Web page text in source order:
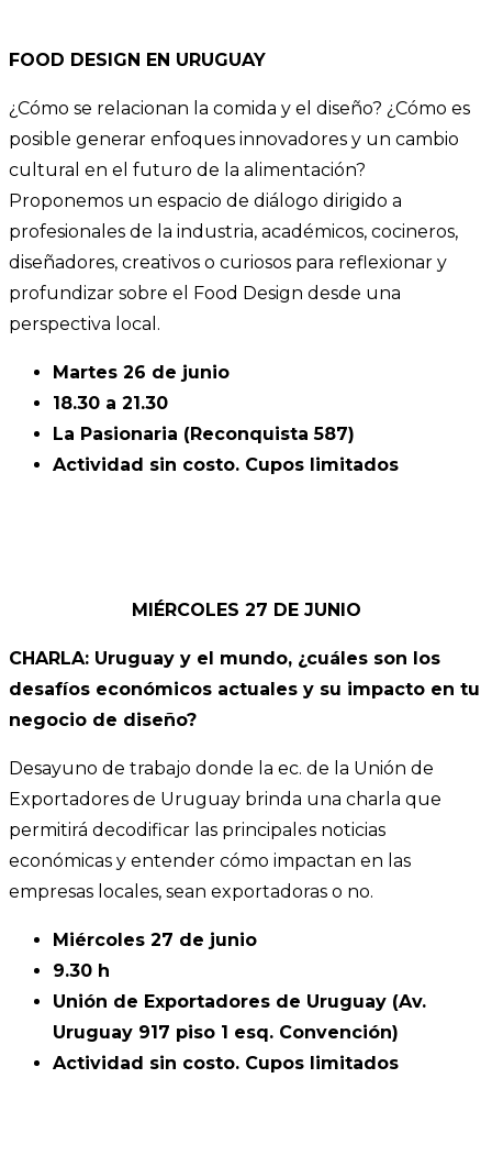
FOOD DESIGN EN URUGUAY
¿Cómo se relacionan la comida y el diseño? ¿Cómo es
posible generar enfoques innovadores y un cambio
cultural en el futuro de la alimentación?
Proponemos un espacio de diálogo dirigido a
profesionales de la industria, académicos, cocineros,
diseñadores, creativos o curiosos para reflexionar y
profundizar sobre el Food Design desde una
perspectiva local.
Martes 26 de junio
18.30 a 21.30
La Pasionaria (Reconquista 587)
Actividad sin costo. Cupos limitados
MIÉRCOLES 27 DE JUNIO
CHARLA: Uruguay y el mundo, ¿cuáles son los
desafíos económicos actuales y su impacto en tu
negocio de diseño?
Desayuno de trabajo donde la ec. de la Unión de
Exportadores de Uruguay brinda una charla que
permitirá decodificar las principales noticias
económicas y entender cómo impactan en las
empresas locales, sean exportadoras o no.
Miércoles 27 de junio
9.30 h
Unión de Exportadores de Uruguay (Av.
Uruguay 917 piso 1 esq. Convención)
Actividad sin costo. Cupos limitados